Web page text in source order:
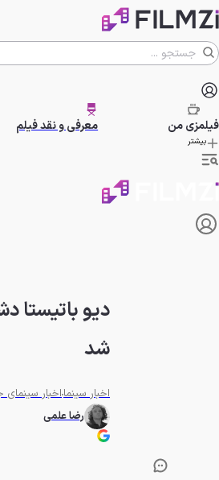
فیلمزیمن معرفی و نقد فیلم
بیشتر
دیو
شد
اخبار سینمااخبار سینمای
رضا علمی